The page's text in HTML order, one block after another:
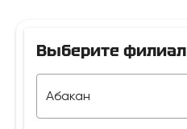
Выберите филиал
Абакан
Телефон